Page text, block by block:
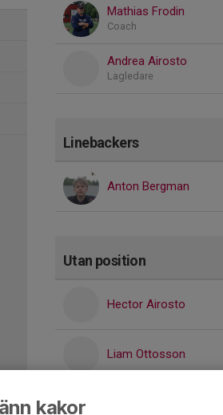
Mathias Frodin
Coach
Andrea Airosto
Lagledare
Linebackers
Anton Bergman
Utan position
Hector Airosto
Liam Ottosson
kakor